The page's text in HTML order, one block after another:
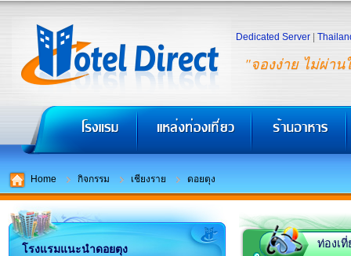
"จองง่าย ไม่ผ่าน
Dedicated Server
Home กิจกรรม เชียงราย ดอยตุง
โรงแรมแนะนำดอยตุง ท่องเ